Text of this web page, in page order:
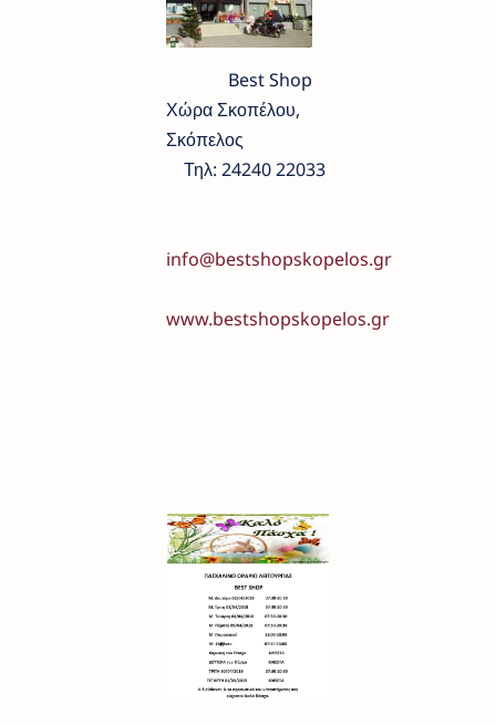
Best Shop
Χώρα Σκοπέλου,
Σκόπελος
Τηλ: 24240 22033
info@bestshopskopelos.gr
www.bestshopskopelos.gr